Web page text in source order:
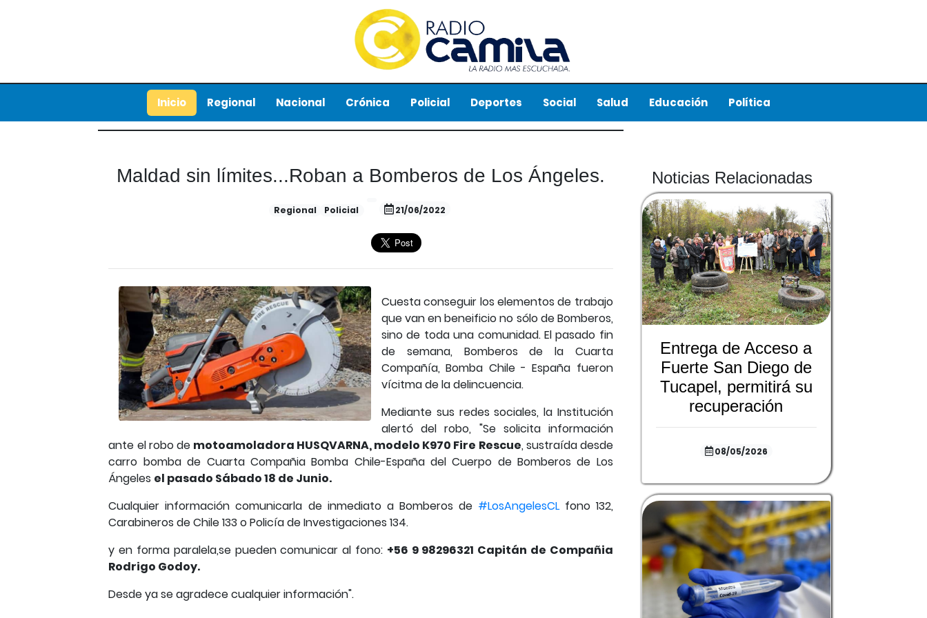
Inicio Regional Nacional Crónica Policial Deportes Social Salud Educación Política
Maldad sin límites...Roban a Bomberos de Los Ángeles.
Regional Policial 21/06/2022
Cuesta conseguir los elementos de trabajo
que van en beneificio no sólo de Bomberos,
sino de toda una comunidad. El pasado fin
de semana, Bomberos de la Cuarta
Compañía, Bomba Chile - España fueron
vícitma de la delincuencia.
Mediante sus redes sociales, la Institución
alertó del robo, "Se solicita información
ante el robo de motoamoladora HUSQVARNA, modelo K970 Fire Rescue, sustraída desde
carro bomba de Cuarta Compañia Bomba Chile-España del Cuerpo de Bomberos de Los
Ángeles el pasado Sábado 18 de Junio.
Cualquier información comunicarla de inmediato a Bomberos de #LosAngelesCLfono 132,
Carabineros de Chile 133 o Policía de Investigaciones 134.
y en forma paralela,se pueden comunicar al fono: +56 9 98296321 Capitán de Compañia
Rodrigo Godoy.
Desde ya se agradece cualquier información".
Noticias Relacionadas
Entrega de Acceso a
Fuerte San Diego de
Tucapel, permitirá su
recuperación
08/05/2026